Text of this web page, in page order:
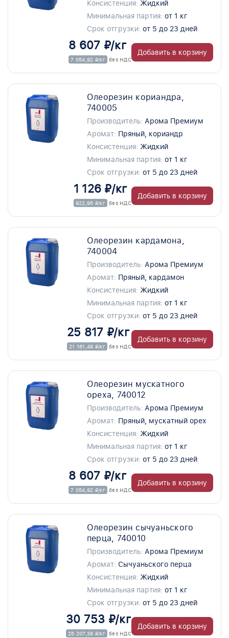
Консистенция: Жидкий
Минимальная партия: от 1 кг
Срок отгрузки: от 5 до 23 дней
8 607 ₽/кг
7 054,92 ₽/кг без НДС
Добавить в корзину
Олеорезин кориандра,
740005
Производитель: Арома Премиум
Аромат: Пряный, кориандр
Консистенция: Жидкий
Минимальная партия: от 1 кг
Срок отгрузки: от 5 до 23 дней
1 126 ₽/кг
922,95 ₽/кг без НДС
Добавить в корзину
Олеорезин кардамона,
740004
Производитель: Арома Премиум
Аромат: Пряный, кардамон
Консистенция: Жидкий
Минимальная партия: от 1 кг
Срок отгрузки: от 5 до 23 дней
25 817 ₽/кг
21 161,48 ₽/кг без НДС
Добавить в корзину
Олеорезин мускатного
ореха, 740012
Производитель: Арома Премиум
Аромат: Пряный, мускатный орех
Консистенция: Жидкий
Минимальная партия: от 1 кг
Срок отгрузки: от 5 до 23 дней
8 607 ₽/кг
7 054,92 ₽/кг без НДС
Добавить в корзину
Олеорезин сычуаньского
перца, 740010
Производитель: Арома Премиум
Аромат: Сычуаньского перца
Консистенция: Жидкий
Минимальная партия: от 1 кг
Срок отгрузки: от 5 до 23 дней
30 753 ₽/кг
25 207,38 ₽/кг без НДС
Добавить в корзину